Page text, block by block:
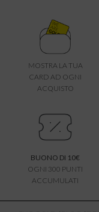
MOSTRA LA TUA
CARD AD OGNI
ACQUISTO
BUONO DI 10€
OGNI 300 PUNTI
ACCUMULATI